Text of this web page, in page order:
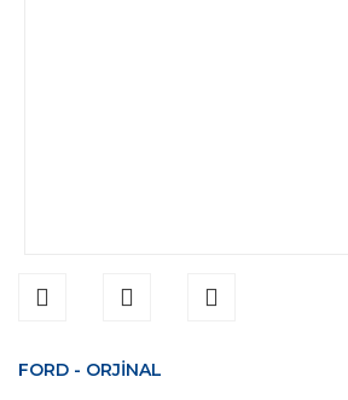
FORD - ORJİNAL